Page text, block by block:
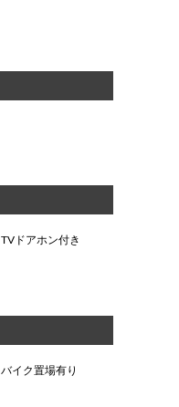
TVドアホン付き
バイク置場有り